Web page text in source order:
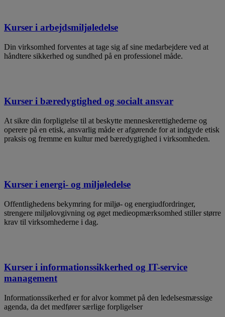
Kurser i arbejdsmiljøledelse
Din virksomhed forventes at tage sig af sine medarbejdere ved at
håndtere sikkerhed og sundhed på en professionel måde.
Kurser i bæredygtighed og socialt ansvar
At sikre din forpligtelse til at beskytte menneskerettighederne og
operere på en etisk, ansvarlig måde er afgørende for at indgyde etisk
praksis og fremme en kultur med bæredygtighed i virksomheden.
Kurser i energi- og miljøledelse
Offentlighedens bekymring for miljø- og energiudfordringer,
strengere miljølovgivning og øget medieopmærksomhed stiller større
krav til virksomhederne i dag.
Kurser i informationssikkerhed og IT-service
management
Informationssikerhed er for alvor kommet på den ledelsesmæssige
agenda, da det medfører særlige forpligelser